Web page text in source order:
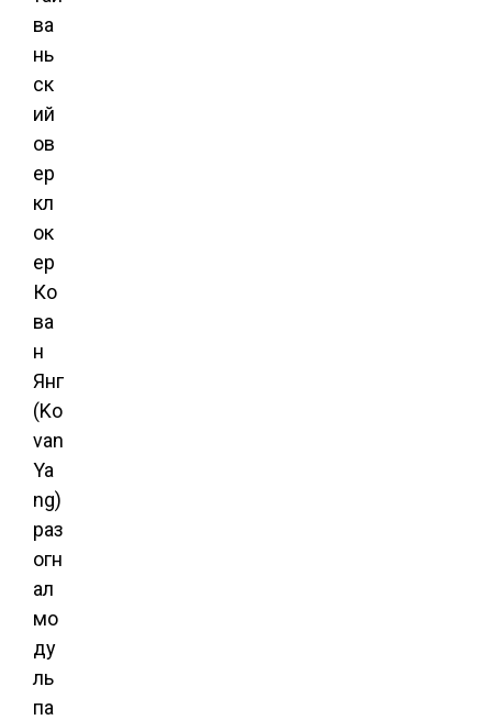
ва
нь
ск
ий
ов
ер
кл
ок
ер
Ко
ва
н
Янг
(Ko
van
Ya
ng)
раз
огн
ал
мо
ду
ль
па